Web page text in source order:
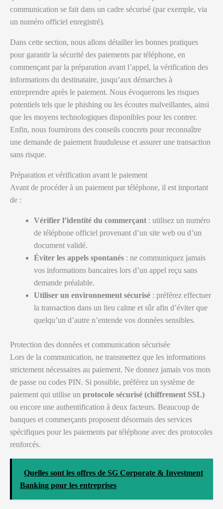
communication se fait dans un cadre sécurisé (par exemple, via
un numéro officiel enregistré).
Dans cette section, nous allons détailler les bonnes pratiques
pour garantir la sécurité des paiements par téléphone, en
commençant par la préparation avant l’appel, la vérification des
informations du destinataire, jusqu’aux démarches à
entreprendre après le paiement. Nous évoquerons les risques
potentiels tels que le phishing ou les écoutes malveillantes, ainsi
que les moyens technologiques disponibles pour les contrer.
Enfin, nous fournirons des conseils concrets pour reconnaître
une demande de paiement frauduleuse et assurer une transaction
sans risque.
Préparation et vérification avant le paiement
Avant de procéder à un paiement par téléphone, il est important
de :
Vérifier l’identité du commerçant : utilisez un numéro
de téléphone officiel provenant d’un site web ou d’un
document validé.
Éviter les appels spontanés : ne communiquez jamais
vos informations bancaires lors d’un appel reçu sans
demande préalable.
Utiliser un environnement sécurisé : préférez effectuer
la transaction dans un lieu calme et sûr afin d’éviter que
quelqu’un d’autre n’entende vos données sensibles.
Protection des données et communication sécurisée
Lors de la communication, ne transmettez que les informations
strictement nécessaires au paiement. Ne donnez jamais vos mots
de passe ou codes PIN. Si possible, préférez un système de
paiement qui utilise un protocole sécurisé (chiffrement SSL)
ou encore une authentification à deux facteurs. Beaucoup de
banques et commerçants proposent désormais des services
spécifiques pour les paiements par téléphone avec des protocoles
renforcés.
Quelles sont les offres de SG Corporate & Investment
Banking pour les entreprises